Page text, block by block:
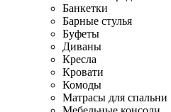
Банкетки
Барные стулья
Буфеты
Диваны
Кресла
Кровати
Комоды
Матрасы для спальни